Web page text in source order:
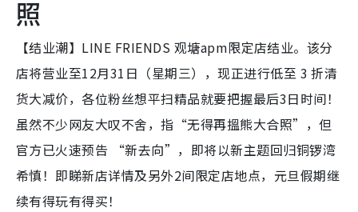
照
【结业潮】LINE FRIENDS 观塘apm限定店结业。该分
店将营业至12月31日（星期三），现正进行低至 3 折清
货大减价，各位粉丝想平扫精品就要把握最后3日时间！
虽然不少网友大叹不舍，指“无得再搵熊大合照”，但
官方已火速预告 “新去向”，即将以新主题回归铜锣湾
希慎！即睇新店详情及另外2间限定店地点，元旦假期继
续有得玩有得买！